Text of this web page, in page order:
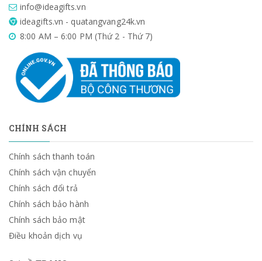
info@ideagifts.vn
ideagifts.vn - quatangvang24k.vn
8:00 AM – 6:00 PM (Thứ 2 - Thứ 7)
CHÍNH SÁCH
Chính sách thanh toán
Chính sách vận chuyển
Chính sách đổi trả
Chính sách bảo hành
Chính sách bảo mật
Điều khoản dịch vụ